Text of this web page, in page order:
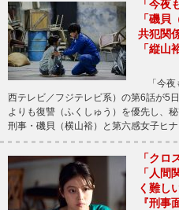
「今夜
「磯貝
共犯関
「縦山
「今夜
西テレビ／フジテレビ系）の第6話が
よりも復讐（ふくしゅう）を優先し、
刑事・磯貝（横山裕）と第六感女子ヒ
「クロ
「人間
く難し
『刑事